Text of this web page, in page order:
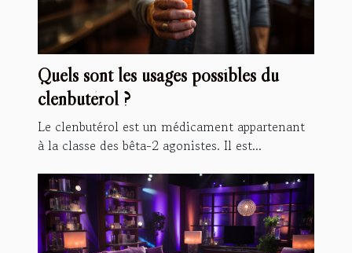
Quels sont les usages possibles du
clenbutérol ?
Le clenbutérol est un médicament appartenant
à la classe des bêta-2 agonistes. Il est...